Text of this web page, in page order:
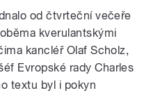
od čtvrteční večeře
kverulantskými
kancléř Olaf Scholz,
Evropské rady Charles
textu byl i pokyn